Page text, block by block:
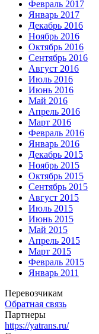
Февраль 2017
Январь 2017
Декабрь 2016
Ноябрь 2016
Октябрь 2016
Сентябрь 2016
Август 2016
Июль 2016
Июнь 2016
Май 2016
Апрель 2016
Март 2016
Февраль 2016
Январь 2016
Декабрь 2015
Ноябрь 2015
Октябрь 2015
Сентябрь 2015
Август 2015
Июль 2015
Июнь 2015
Май 2015
Апрель 2015
Март 2015
Февраль 2015
Январь 2011
Перевозчикам
Обратная связь
Партнеры
https://yatrans.ru/